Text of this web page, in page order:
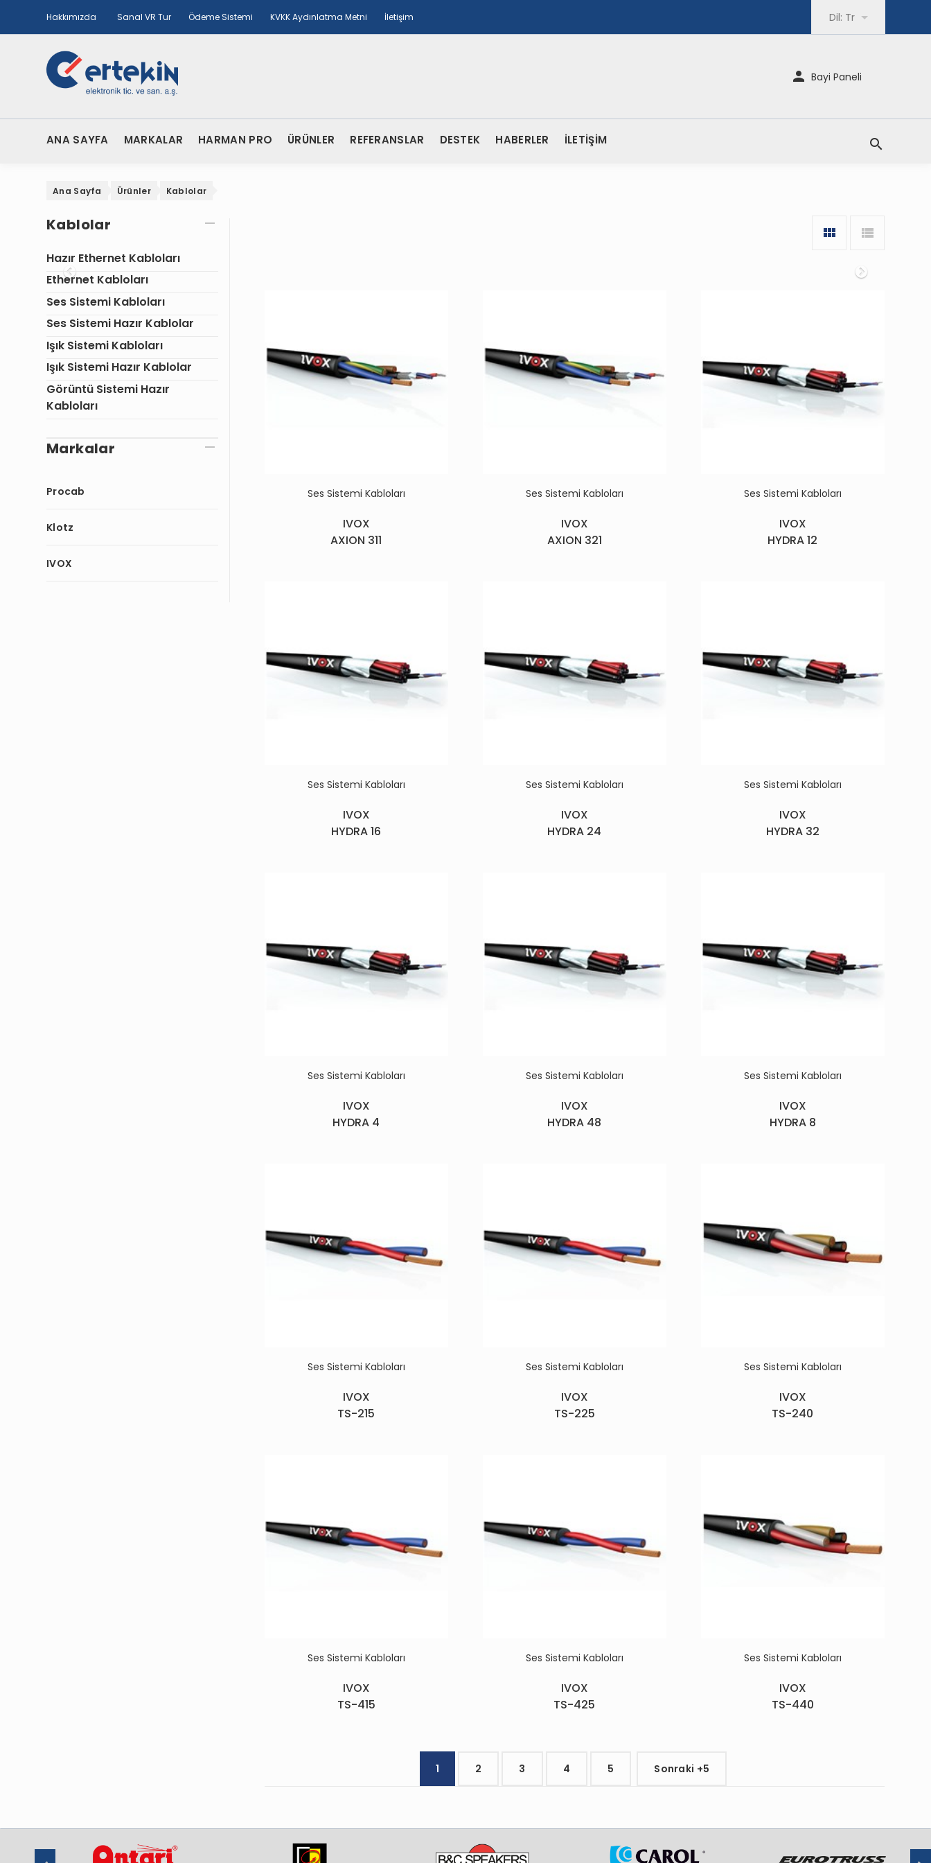
Hakkımızda Sanal VR Tur Ödeme Sistemi KVKK Aydınlatma Metni İletişim Dil: Tr
Bayi Paneli
ANA SAYFA MARKALAR HARMAN PRO ÜRÜNLER REFERANSLAR DESTEK HABERLER İLETİŞİM
Onceki Sonraki
Ana Sayfa Ürünler Kablolar
Kablolar
Hazır Ethernet Kabloları
Ethernet Kabloları
Ses Sistemi Kabloları
Ses Sistemi Hazır Kablolar
Işık Sistemi Kabloları
Işık Sistemi Hazır Kablolar
Görüntü Sistemi Hazır
Kabloları
Markalar
Ses Sistemi Kabloları
IVOX
AXION 311
Ses Sistemi Kabloları
IVOX
AXION 321
Ses Sistemi Kabloları
IVOX
HYDRA 12
Ses Sistemi Kabloları
IVOX
HYDRA 16
Ses Sistemi Kabloları
IVOX
HYDRA 24
Ses Sistemi Kabloları
IVOX
HYDRA 32
Ses Sistemi Kabloları
IVOX
HYDRA 4
Ses Sistemi Kabloları
IVOX
HYDRA 48
Ses Sistemi Kabloları
IVOX
HYDRA 8
Ses Sistemi Kabloları
IVOX
TS-215
Ses Sistemi Kabloları
IVOX
TS-225
Ses Sistemi Kabloları
IVOX
TS-240
Ses Sistemi Kabloları
IVOX
TS-415
Ses Sistemi Kabloları
IVOX
TS-425
Ses Sistemi Kabloları
IVOX
TS-440
1